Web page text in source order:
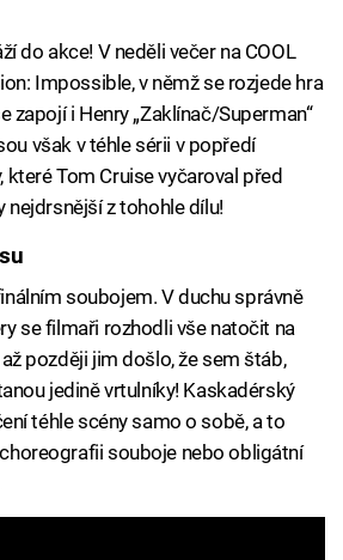
do akce! V neděli večer na COOL
Impossible, v němž se rozjede hra
zapojí i Henry „Zaklínač/Superman“
však v téhle sérii v popředí
Tom Cruise vyčaroval před
nejdrsnější z tohohle dílu!
soubojem. V duchu správně
se filmaři rozhodli vše natočit na
později jim došlo, že sem štáb,
jedině vrtulníky! Kaskadérský
téhle scény samo o sobě, a to
souboje nebo obligátní